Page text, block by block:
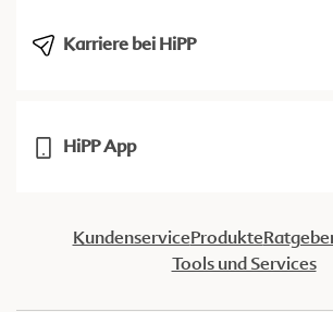
Karriere bei HiPP
HiPP App
KundenserviceProdukte
Tools und Services